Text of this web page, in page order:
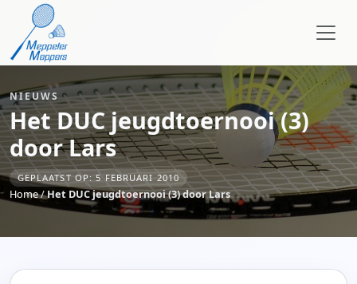
NIEUWS
Het DUC jeugdtoernooi (3)
door Lars
GEPLAATST OP: 5 FEBRUARI 2010
Home/Het DUC jeugdtoernooi (3) door Lars